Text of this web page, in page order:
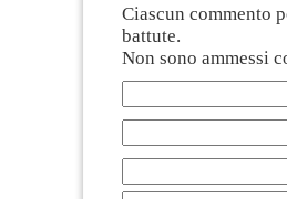
Ciascun commento
battute.
Non sono ammessi